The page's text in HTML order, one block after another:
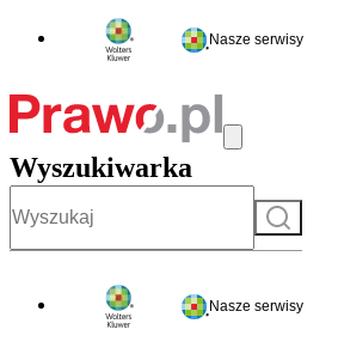
Nasze serwisy
Wyszukiwarka
Szukaj
Nasze serwisy